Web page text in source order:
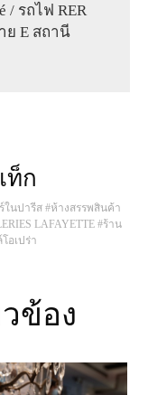
/ รถไฟ RER
ย E สถานี
ท็ก
ในปารีส #ห้างสรรพสินค้า
LAFAYETTE #ร้าน
อเปร่า
ข้อง